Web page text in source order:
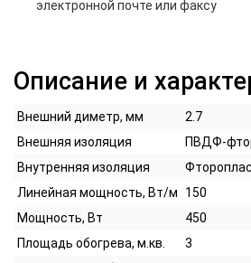
электронной почте или факсу
Описание и
Внешний диметр, мм
2.7
Внешняя изоляция
ПВДФ-
Внутренняя изоляция
Линейная мощность, Вт/м
150
Мощность, Вт
450
Площадь обогрева, м.кв.
3